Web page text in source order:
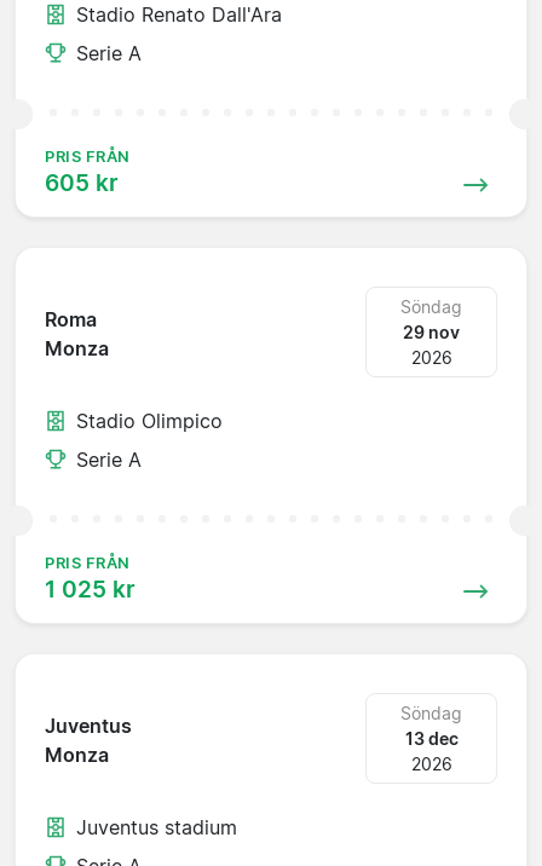
Stadio Renato Dall'Ara
Serie A
PRIS FRÅN
605 kr
Roma
Monza
Söndag
29 nov
2026
Stadio Olimpico
Serie A
PRIS FRÅN
1 025 kr
Juventus
Monza
Söndag
13 dec
2026
Juventus stadium